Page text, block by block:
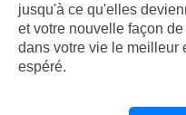
jusqu'à ce qu'elles
et votre nouvelle façon
dans votre vie le meilleur
espéré.